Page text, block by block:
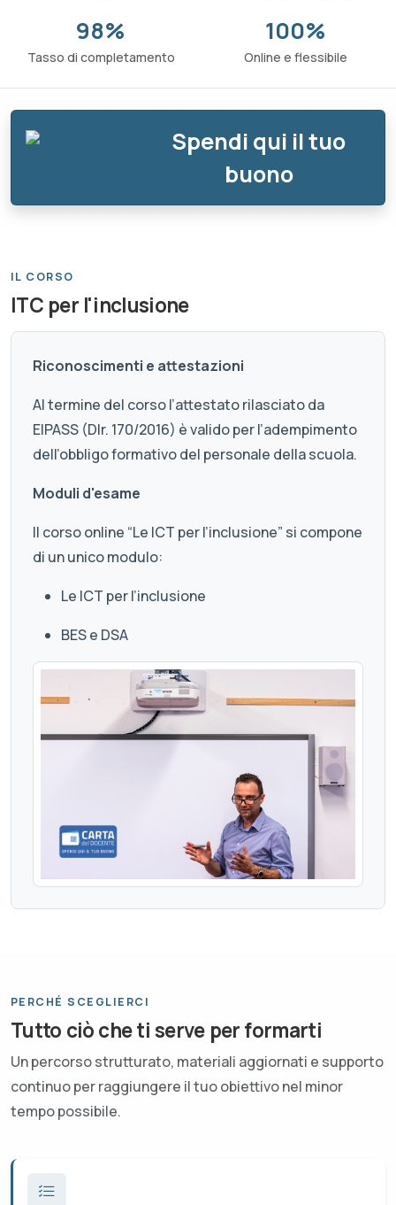
98%
Tasso di completamento
100%
Online e flessibile
Spendi qui il tuo
buono
IL CORSO
ITC per l'inclusione
Riconoscimenti e attestazioni
Al termine del corso l’attestato rilasciato da
EIPASS (DIr. 170/2016) è valido per l’adempimento
dell’obbligo formativo del personale della scuola.
Moduli d'esame
Il corso online “Le ICT per l’inclusione” si compone
di un unico modulo:
Le ICT per l’inclusione
BES e DSA
PERCHÉ SCEGLIERCI
Tutto ciò che ti serve per formarti
Un percorso strutturato, materiali aggiornati e supporto
continuo per raggiungere il tuo obiettivo nel minor
tempo possibile.